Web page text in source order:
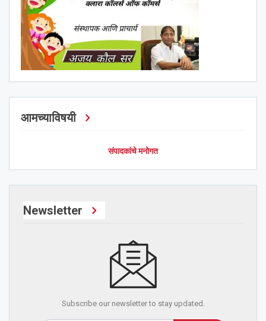
आमच्याविषयी
संपादकांचे मनोगत
Newsletter
Subscribe our newsletter to stay updated.